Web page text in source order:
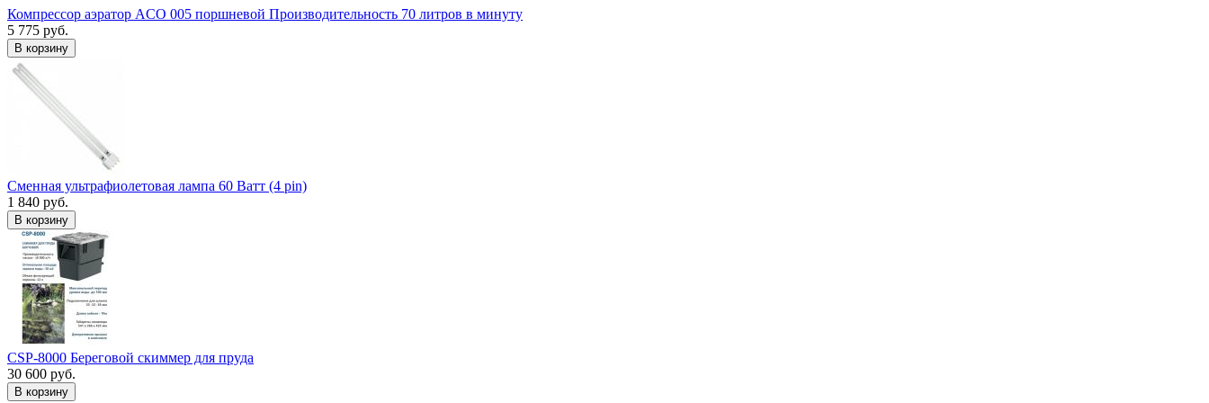
Компрессор аэратор ACO 005 поршневой Производительность 70 литров в минуту
5 775 руб.
В корзину
Сменная ультрафиолетовая лампа 60 Ватт (4 pin)
1 840 руб.
В корзину
CSP-8000 Береговой скиммер для пруда
30 600 руб.
В корзину